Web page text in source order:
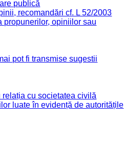
publică
recomandări cf. L 52/2003
propunerilor, opiniilor sau
pot fi transmise sugestii
cu societatea civilă
luate în evidență de autoritățile